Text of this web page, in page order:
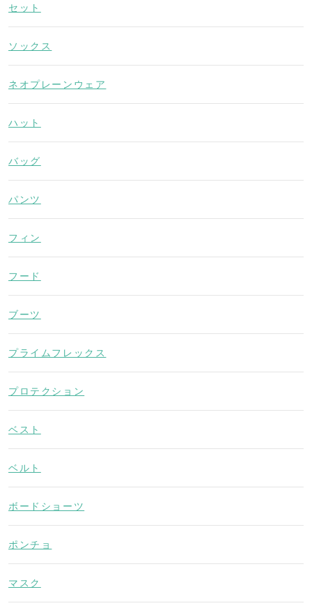
セット
ソックス
ネオプレーンウェア
ハット
バッグ
パンツ
フィン
フード
ブーツ
プライムフレックス
プロテクション
ベスト
ベルト
ボードショーツ
ポンチョ
マスク